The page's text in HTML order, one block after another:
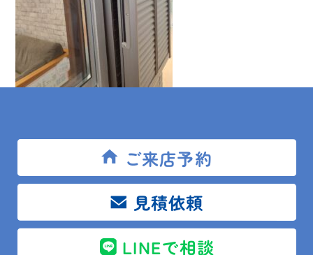
ご来店予約
見積依頼
LINEで相談